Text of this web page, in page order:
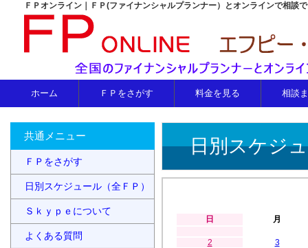
ＦＰオンライン｜ＦＰ(ファイナンシャルプランナー）とオンラインで相談
ホーム ＦＰをさがす 料金を見る 相談
日別スケジ
日 月
2
3
共通メニュー
ＦＰをさがす
日別スケジュール（全ＦＰ）
Ｓｋｙｐｅについて
よくある質問